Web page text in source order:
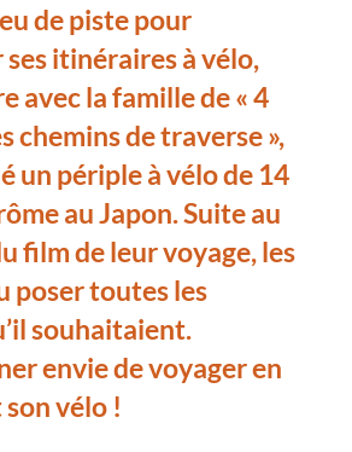
de piste pour
itinéraires à vélo,
avec la famille de « 4
chemins de traverse »,
un périple à vélo de 14
au Japon. Suite au
film de leur voyage, les
poser toutes les
souhaitaient.
envie de voyager en
vélo !